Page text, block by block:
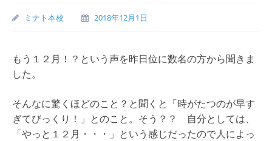
ミナト本校 2018年12月1日
もう１２月！？という声を昨日位に数名の方から聞きま
した。
そんなに驚くほどのこと？と聞くと「時がたつのが早す
ぎてびっくり！」とのこと。そう？？ 自分としては、
「やっと１２月・・・」という感じだったので人によっ